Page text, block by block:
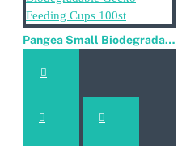
Pangea Small Biodegradable Gecko Feeding Cups 100st